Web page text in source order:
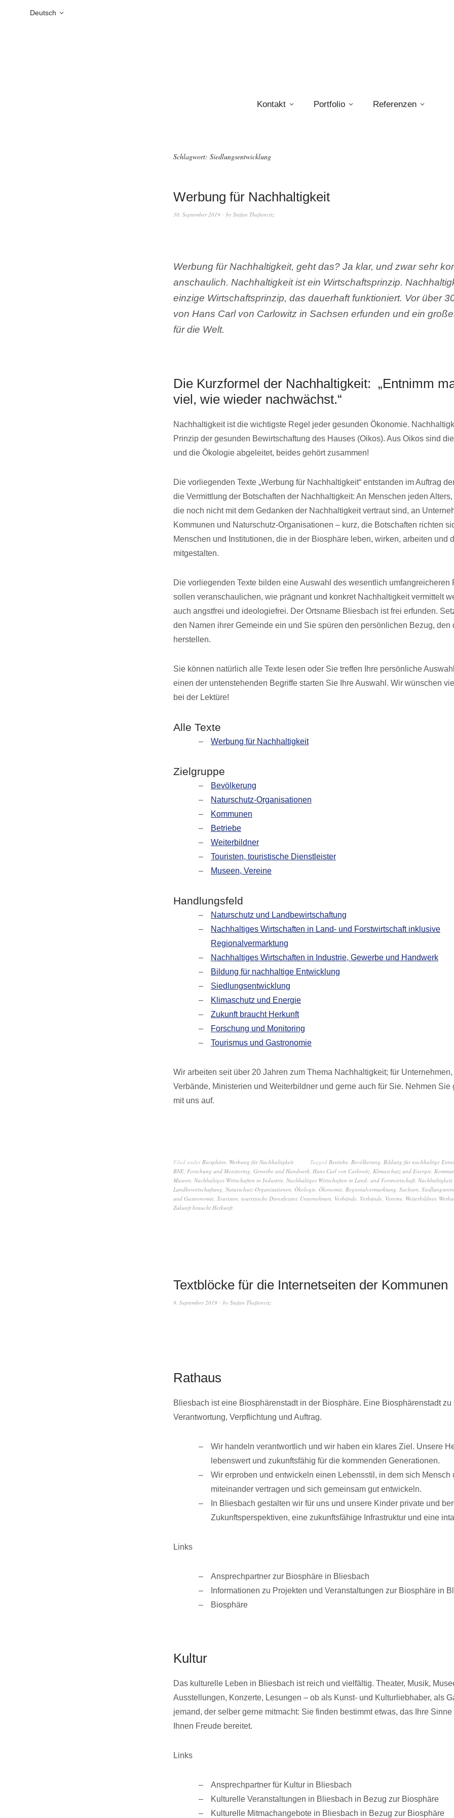
Deutsch
Kontakt Portfolio Referenzen
Schlagwort: Siedlungsentwicklung
Werbung für Nachhaltigkeit
30. September 2019 by Stefan Theßenvitz
Werbung für Nachhaltigkeit, geht das? Ja klar, und zwar sehr
anschaulich. Nachhaltigkeit ist ein Wirtschaftsprinzip.
einzige Wirtschaftsprinzip, das dauerhaft funktioniert. Vor über
von Hans Carl von Carlowitz in Sachsen erfunden und ein
für die Welt.
Die Kurzformel der Nachhaltigkeit: „Entnimm
viel, wie wieder nachwächst.“
Nachhaltigkeit ist die wichtigste Regel jeder gesunden Ökonomie.
Prinzip der gesunden Bewirtschaftung des Hauses (Oikos). Aus Oikos sind
und die Ökologie abgeleitet, beides gehört zusammen!
Die vorliegenden Texte „Werbung für Nachhaltigkeit“ entstanden im Auftrag
die Vermittlung der Botschaften der Nachhaltigkeit: An Menschen jeden
die noch nicht mit dem Gedanken der Nachhaltigkeit vertraut sind, an
Kommunen und Naturschutz-Organisationen – kurz, die Botschaften richten
Menschen und Institutionen, die in der Biosphäre leben, wirken, arbeiten und
mitgestalten.
Die vorliegenden Texte bilden eine Auswahl des wesentlich umfangreicheren
sollen veranschaulichen, wie prägnant und konkret Nachhaltigkeit vermittelt
auch angstfrei und ideologiefrei. Der Ortsname Bliesbach ist frei erfunden.
den Namen ihrer Gemeinde ein und Sie spüren den persönlichen Bezug, den
herstellen.
Sie können natürlich alle Texte lesen oder Sie treffen Ihre persönliche
einen der untenstehenden Begriffe starten Sie Ihre Auswahl. Wir wünschen
bei der Lektüre!
Alle Texte
Werbung für Nachhaltigkeit
Zielgruppe
Bevölkerung
Naturschutz-Organisationen
Kommunen
Betriebe
Weiterbildner
Touristen, touristische Dienstleister
Museen, Vereine
Handlungsfeld
Naturschutz und Landbewirtschaftung
Nachhaltiges Wirtschaften in Land- und Forstwirtschaft inklusive
Regionalvermarktung
Nachhaltiges Wirtschaften in Industrie, Gewerbe und Handwerk
Bildung für nachhaltige Entwicklung
Siedlungsentwicklung
Klimaschutz und Energie
Zukunft braucht Herkunft
Forschung und Monitoring
Tourismus und Gastronomie
Wir arbeiten seit über 20 Jahren zum Thema Nachhaltigkeit; für Unternehmen,
Verbände, Ministerien und Weiterbildner und gerne auch für Sie. Nehmen Sie
mit uns auf.
Filed underBiosphäre, Werbung für Nachhaltigkeit Tagged Betriebe, Bevölkerung, Bildung für nachhaltige
BNE, Forschung und Monitoring, Gewerbe und Handwerk, Hans Carl von Carlowitz, Klimaschutz und Energie,
Museen, Nachhaltiges Wirtschaften in Industrie, Nachhaltiges Wirtschaften in Land- und Forstwirtschaft, Nachhaltigkeit,
Landbewirtschaftung, Naturschutz-Organisationen, Ökologie, Ökonomie, Regionalvermarktung, Sachsen,
und Gastronomie, Touristen, touristische Dienstleister, Unternehmen, Verbände, Verbünde, Vereine, Weiterbildner,
Zukunft braucht Herkunft
Textblöcke für die Internetseiten der Kommunen
9. September 2019 by Stefan Theßenvitz
Rathaus
Bliesbach ist eine Biosphärenstadt in der Biosphäre. Eine Biosphärenstadt zu
Verantwortung, Verpflichtung und Auftrag.
Wir handeln verantwortlich und wir haben ein klares Ziel. Unsere
lebenswert und zukunftsfähig für die kommenden Generationen.
Wir erproben und entwickeln einen Lebensstil, in dem sich Mensch
miteinander vertragen und sich gemeinsam gut entwickeln.
In Bliesbach gestalten wir für uns und unsere Kinder private und
Zukunftsperspektiven, eine zukunftsfähige Infrastruktur und eine
Links
Ansprechpartner zur Biosphäre in Bliesbach
Informationen zu Projekten und Veranstaltungen zur Biosphäre in
Biosphäre
Kultur
Das kulturelle Leben in Bliesbach ist reich und vielfältig. Theater, Musik,
Ausstellungen, Konzerte, Lesungen – ob als Kunst- und Kulturliebhaber, als
jemand, der selber gerne mitmacht: Sie finden bestimmt etwas, das Ihre Sinne
Ihnen Freude bereitet.
Links
Ansprechpartner für Kultur in Bliesbach
Kulturelle Veranstaltungen in Bliesbach in Bezug zur Biosphäre
Kulturelle Mitmachangebote in Bliesbach in Bezug zur Biosphäre